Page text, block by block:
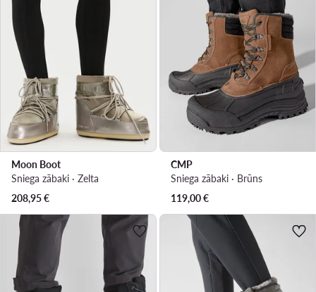
Moon Boot
Sniega zābaki · Zelta
208,95€
CMP
Sniega zābaki · Brūns
119,00€